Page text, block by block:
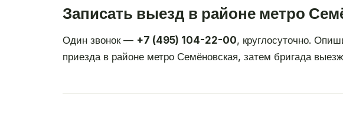
Записать выезд в районе метро
Один звонок — +7 (495) 104-22-00, круглосуточно.
приезда в районе метро Семёновская, затем бригада